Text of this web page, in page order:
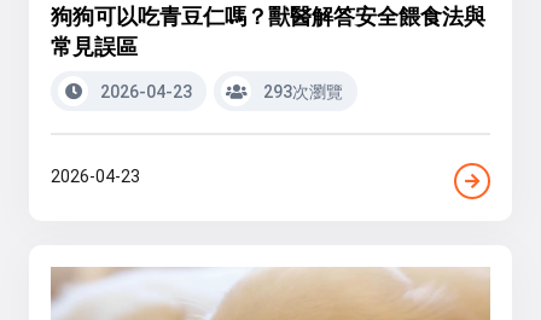
狗狗可以吃青豆仁嗎？獸醫解答安全餵食法與
常見誤區
2026-04-23 293次瀏覽
2026-04-23